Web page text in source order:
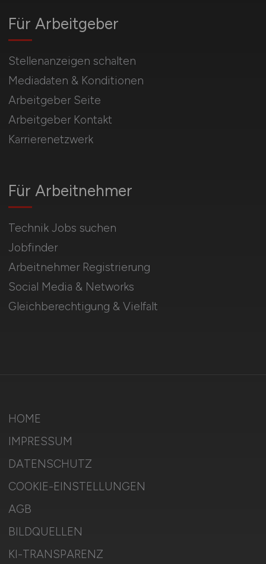
Für Arbeitnehmer
Technik Jobs suchen
Jobfinder
Arbeitnehmer Registrierung
Social Media & Networks
Gleichberechtigung & Vielfalt
Für Arbeitgeber
Stellenanzeigen schalten
Mediadaten & Konditionen
Arbeitgeber Seite
Arbeitgeber Kontakt
Karrierenetzwerk
HOME
IMPRESSUM
DATENSCHUTZ
COOKIE-EINSTELLUNGEN
AGB
BILDQUELLEN
KI-TRANSPARENZ